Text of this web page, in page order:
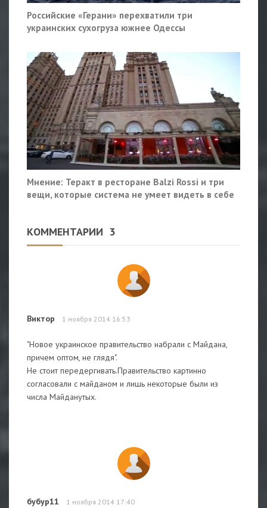
Российские «Герани» перехватили три
украинских сухогруза южнее Одессы
Мнение: Теракт в ресторане Balzi Rossi и три
вещи, которые система не умеет видеть в себе
КОММЕНТАРИИ 3
Виктор 1 ноября 2014 16:53
"Новое украинское правительство набрали с Майдана,
причем оптом, не глядя".
Не стоит передергивать.Правительство картинно
согласовали с майданом и лишь некоторые были из
числа Майданутых.
бубур11 1 ноября 2014 17:40